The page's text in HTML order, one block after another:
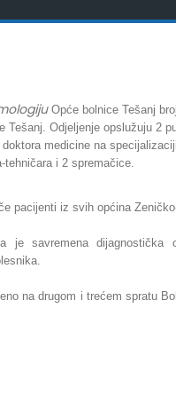
Opće bolnice Tešanj
Tešanj. Odjeljenje opslužuju 2
medicine na
tehničara i 2 spremačice.
pacijenti iz svih općina
je savremena
na drugom i trećem spratu